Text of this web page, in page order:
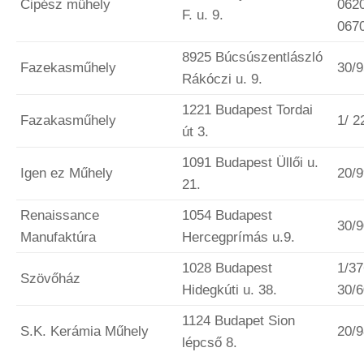
Cipész műhely
F. u. 9.
Fazekasműhely
8925 Búcsúszentlászló
Rákóczi u. 9.
30/
Fazakasműhely
1221 Budapest Tordai
út 3.
1/
Igen ez Műhely
1091 Budapest Üllői u.
21.
20/
Renaissance
Manufaktúra
1054 Budapest
Hercegprímás u.9.
30/
Szövőház
1028 Budapest
Hidegkúti u. 38.
1/
30/
S.K. Kerámia Műhely
1124 Budapet Sion
lépcső 8.
20/